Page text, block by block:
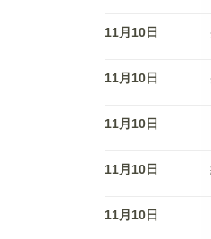
11月10日
11月10日
11月10日
11月10日
11月10日